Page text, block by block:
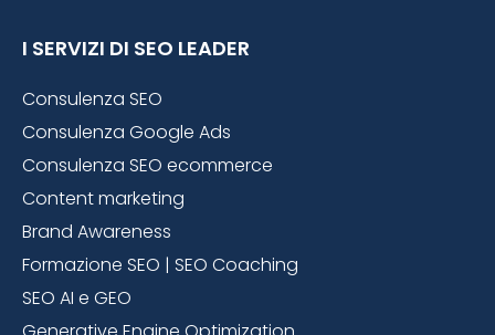
I SERVIZI DI SEO LEADER
Consulenza SEO
Consulenza Google Ads
Consulenza SEO ecommerce
Content marketing
Brand Awareness
Formazione SEO | SEO Coaching
SEO AI e GEO